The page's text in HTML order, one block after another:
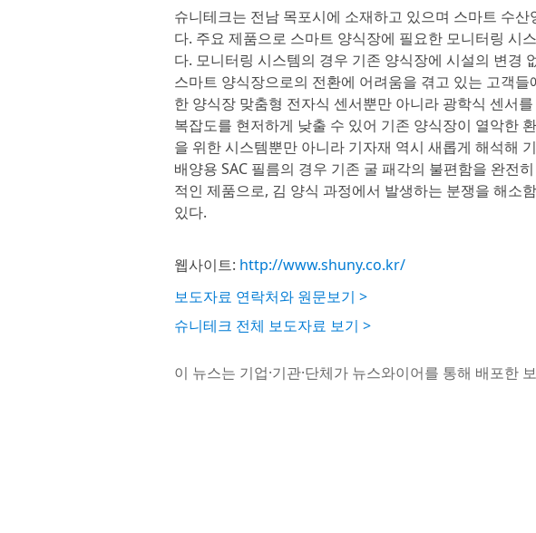
슈니테크는 전남 목포시에 소재하고 있으며 스마트 수
다. 주요 제품으로 스마트 양식장에 필요한 모니터링 시
다. 모니터링 시스템의 경우 기존 양식장에 시설의 변경
스마트 양식장으로의 전환에 어려움을 겪고 있는 고객
한 양식장 맞춤형 전자식 센서뿐만 아니라 광학식 센서
복잡도를 현저하게 낮출 수 있어 기존 양식장이 열악한
을 위한 시스템뿐만 아니라 기자재 역시 새롭게 해석해
배양용 SAC 필름의 경우 기존 굴 패각의 불편함을 완전
적인 제품으로, 김 양식 과정에서 발생하는 분쟁을 해소
있다.
웹사이트: http://www.shuny.co.kr/
보도자료 연락처와 원문보기 >
슈니테크 전체 보도자료 보기 >
이 뉴스는 기업·기관·단체가 뉴스와이어를 통해 배포한